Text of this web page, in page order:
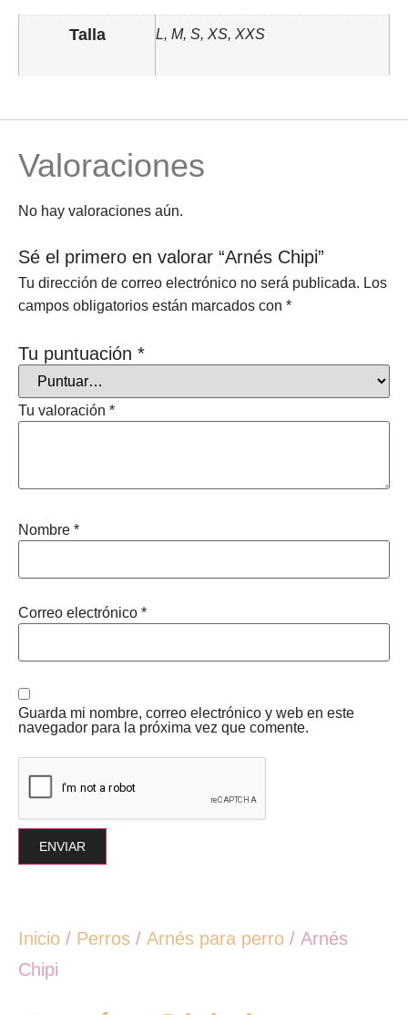
Talla L, M, S, XS, XXS
Valoraciones
No hay valoraciones aún.
Sé el primero en valorar “Arnés Chipi”
Tu dirección de correo electrónico no será publicada. Los
campos obligatorios están marcados con *
Tu puntuación *
Tu valoración *
Nombre *
Correo electrónico *
Guarda mi nombre, correo electrónico y web en este
navegador para la próxima vez que comente.
Inicio / Perros / Arnés para perro / Arnés
Chipi